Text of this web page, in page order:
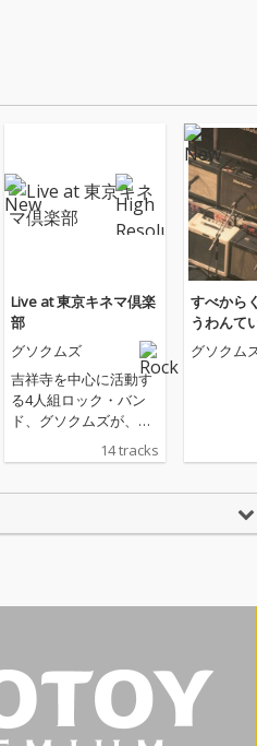
Live at 東京キネマ倶楽
部
グソクムズ
吉祥寺を中心に活動す
る4人組ロック・バン
ド、グソクムズが、今
年1月より全国7都市を
巡った全国ワンマン・
楽部』を配信リリー
14 tracks
すべから
うわんて
東京キネ
グソクム